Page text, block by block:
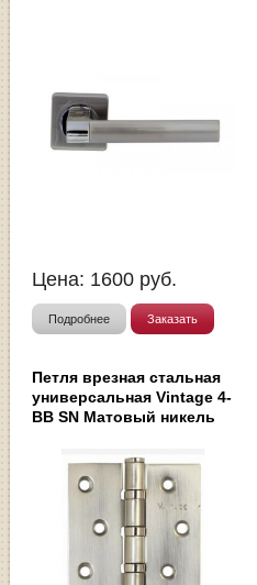
Цена: 1600 руб.
Подробнее Заказать
Петля врезная стальная
универсальная Vintage 4-
BB SN Матовый никель